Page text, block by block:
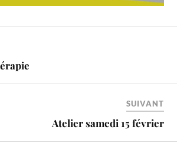
SUIVANT
Atelier samedi 15 février